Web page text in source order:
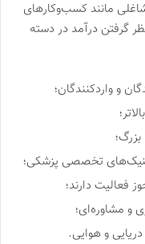
مانند کسب‌و‌‌کارهای
گرفتن درآمد در دسته
و واردکنندگان؛
تخصصی پزشکی؛
فعالیت دارند؛
و مشاوره‌ای؛
و هوایی.